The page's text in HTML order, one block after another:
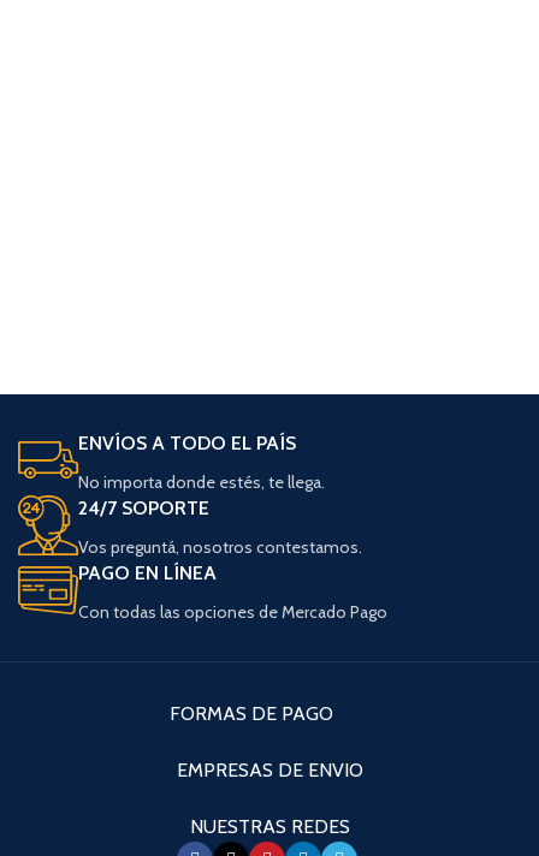
ENVÍOS A TODO EL PAÍS
No importa donde estés, te llega.
24/7 SOPORTE
Vos preguntá, nosotros contestamos.
PAGO EN LÍNEA
Con todas las opciones de Mercado Pago
FORMAS DE PAGO
EMPRESAS DE ENVIO
NUESTRAS REDES